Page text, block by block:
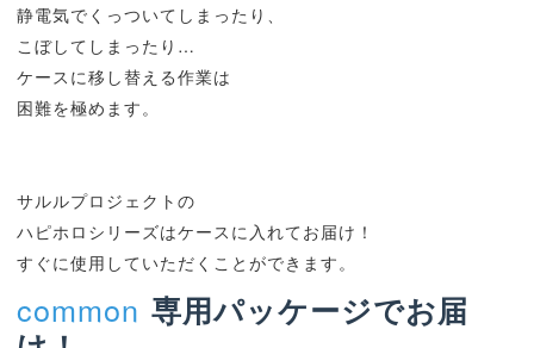
静電気でくっついてしまったり、
こぼしてしまったり…
ケースに移し替える作業は
困難を極めます。
サルルプロジェクトの
ハピホロシリーズはケースに入れてお届け！
すぐに使用していただくことができます。
common 専用パッケージでお届